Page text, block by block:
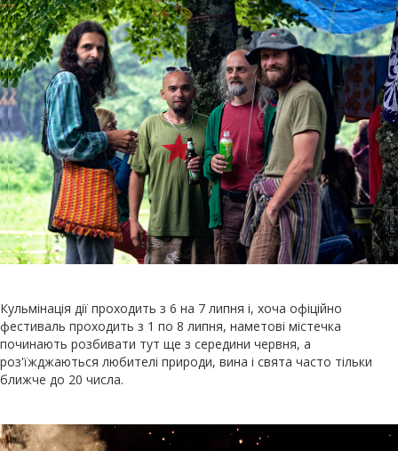
Кульмінація дії проходить з 6 на 7 липня і, хоча офіційно
фестиваль проходить з 1 по 8 липня, наметові містечка
починають розбивати тут ще з середини червня, а
роз'їжджаються любителі природи, вина і свята часто тільки
ближче до 20 числа.